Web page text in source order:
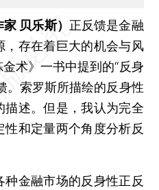
贝乐斯） 正反馈是金融
存在着巨大的机会与风
术》一书中提到的“反身
。索罗斯所描绘的反身性
述。但是，我认为完全
和定量两个角度分析反
金融市场的反身性正反